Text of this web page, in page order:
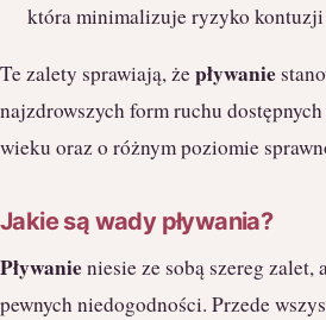
która minimalizuje ryzyko kontuzji
Te zalety sprawiają, żepływanie
najzdrowszych form ruchu
wieku oraz o różnym poziomie
Jakie są wady pływania?
Pływanieniesie ze sobą szereg zalet,
pewnych niedogodności. Przede